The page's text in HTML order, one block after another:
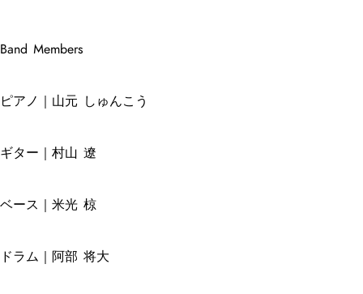
Band Members
ピアノ｜山元 しゅんこう
ギター｜村山 遼
ベース｜米光 椋
ドラム｜阿部 将大